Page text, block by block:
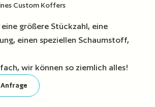
größere Stückzahl, eine
einen speziellen Schaumstoff,
wir können so ziemlich alles!